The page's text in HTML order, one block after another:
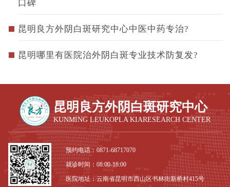
口碑
昆明良方外阴白斑研究中心中医中药专治?
昆明哪里有医院治外阴白斑专业技术防复发?
昆明良方外阴白斑研究中心
KUNMING LEUKOPLA KIARESEARCH CENTER
预约电话：0871-68717070
就诊时间：08:00-18:00
医院地址：云南省昆明市西山区书林街新桥村415号